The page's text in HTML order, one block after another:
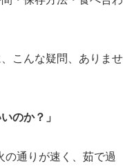
こんな疑問、ありませ
のか？」
の通りが速く、茹で過